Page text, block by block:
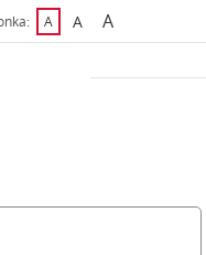
tekst na czarnym tle
Adomyślna czcionka
Awiększa czcionka
Anajwiększa